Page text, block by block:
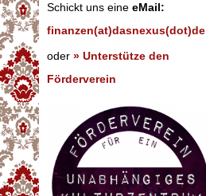
Schickt uns eine eMail:
finanzen(at)dasnexus(dot)de
oder » Unterstütze den
Förderverein